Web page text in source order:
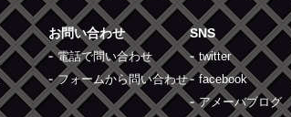
お問い合わせ
電話で問い合わせ
フォームから問い合わせ
SNS
twitter
facebook
アメーバブログ